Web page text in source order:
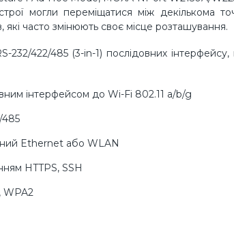
могли переміщатися між декількома
часто змінюють своє місце розташування.
422/485 (3-in-1) послідовних
інтерфейсом до Wi-Fi 802.11 a/b/g
485
Ethernet або WLAN
HTTPS, SSH
WPA2